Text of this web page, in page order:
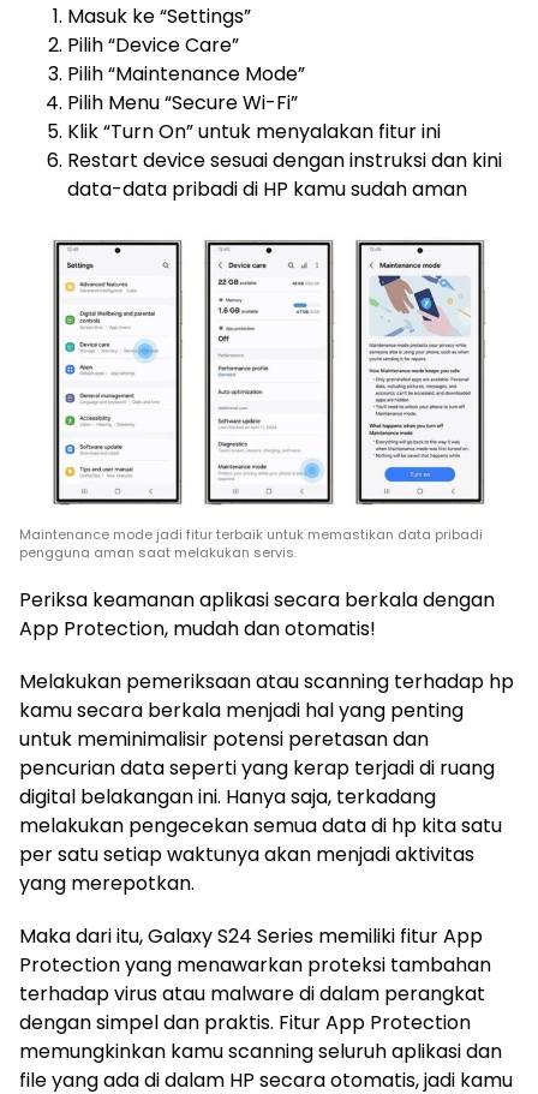
Masuk ke “Settings”
Pilih “Device Care”
Pilih “Maintenance Mode”
Pilih Menu “Secure Wi-Fi”
Klik “Turn On” untuk menyalakan fitur ini
Restart device sesuai dengan instruksi dan kini
data-data pribadi di HP kamu sudah aman
Maintenance mode jadi fitur terbaik untuk memastikan data pribadi
pengguna aman saat melakukan servis.
Periksa keamanan aplikasi secara berkala dengan
App Protection, mudah dan otomatis!
Melakukan pemeriksaan atau scanning terhadap hp
kamu secara berkala menjadi hal yang penting
untuk meminimalisir potensi peretasan dan
pencurian data seperti yang kerap terjadi di ruang
digital belakangan ini. Hanya saja, terkadang
melakukan pengecekan semua data di hp kita satu
per satu setiap waktunya akan menjadi aktivitas
yang merepotkan.
Maka dari itu, Galaxy S24 Series memiliki fitur App
Protection yang menawarkan proteksi tambahan
terhadap virus atau malware di dalam perangkat
dengan simpel dan praktis. Fitur App Protection
memungkinkan kamu scanning seluruh aplikasi dan
file yang ada di dalam HP secara otomatis, jadi kamu